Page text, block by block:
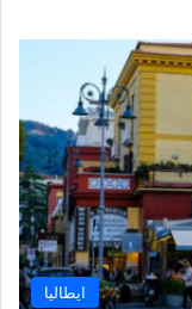
ايطاليا